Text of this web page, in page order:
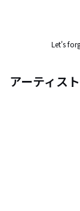
Let's
アーティス